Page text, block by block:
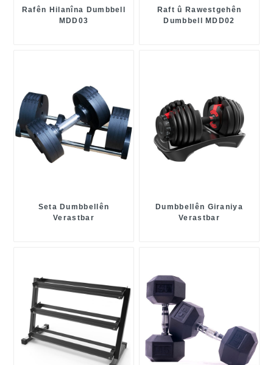
Rafên Hilanîna Dumbbell
MDD03
Raft û Rawestgehên
Dumbbell MDD02
Seta Dumbbellên
Verastbar
Dumbbellên Giraniya
Verastbar